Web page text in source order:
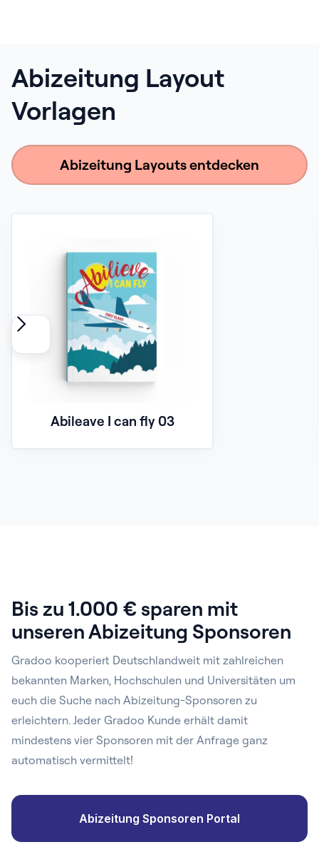
Abizeitung Layout
Vorlagen
Abizeitung Layouts entdecken
Abileave I can fly 03
Bis zu 1.000 € sparen mit
unseren Abizeitung Sponsoren
Gradoo kooperiert Deutschlandweit mit zahlreichen
bekannten Marken, Hochschulen und Universitäten um
euch die Suche nach Abizeitung-Sponsoren zu
erleichtern. Jeder Gradoo Kunde erhält damit
mindestens vier Sponsoren mit der Anfrage ganz
automatisch vermittelt!
Abizeitung Sponsoren Portal